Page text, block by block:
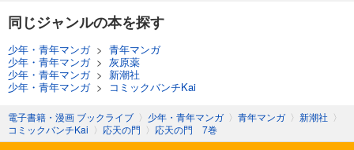
同じジャンルの本を探す
少年・青年マンガ> 青年マンガ
少年・青年マンガ> 灰原薬
少年・青年マンガ> 新潮社
少年・青年マンガ> コミックバンチKai
電子書籍・漫画 ブックライブ 〉 少年・青年マンガ 〉 青年マンガ 〉 新潮社 〉
コミックバンチKai 〉 応天の門 〉 応天の門 7巻